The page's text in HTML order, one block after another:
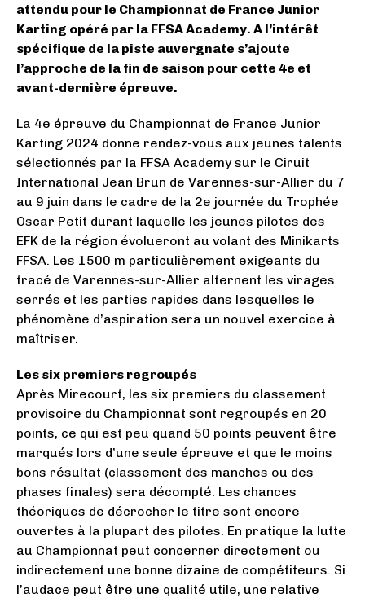
attendu pour le Championnat de France Junior
Karting opéré par la FFSA Academy. A l’intérêt
spécifique de la piste auvergnate s’ajoute
l’approche de la fin de saison pour cette 4e et
avant-dernière épreuve.
La 4e épreuve du Championnat de France Junior
Karting 2024 donne rendez-vous aux jeunes talents
sélectionnés par la FFSA Academy sur le Ciruit
International Jean Brun de Varennes-sur-Allier du 7
au 9 juin dans le cadre de la 2e journée du Trophée
Oscar Petit durant laquelle les jeunes pilotes des
EFK de la région évolueront au volant des Minikarts
FFSA. Les 1500 m particulièrement exigeants du
tracé de Varennes-sur-Allier alternent les virages
serrés et les parties rapides dans lesquelles le
phénomène d’aspiration sera un nouvel exercice à
maîtriser.
Les six premiers regroupés
Après Mirecourt, les six premiers du classement
provisoire du Championnat sont regroupés en 20
points, ce qui est peu quand 50 points peuvent être
marqués lors d’une seule épreuve et que le moins
bons résultat (classement des manches ou des
phases finales) sera décompté. Les chances
théoriques de décrocher le titre sont encore
ouvertes à la plupart des pilotes. En pratique la lutte
au Championnat peut concerner directement ou
indirectement une bonne dizaine de compétiteurs. Si
l’audace peut être une qualité utile, une relative